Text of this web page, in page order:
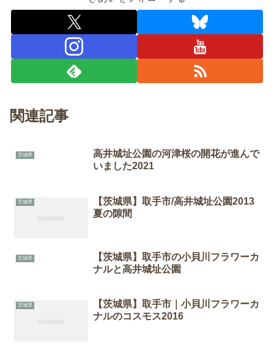
関連記事
茨城県
高井城址公園の河津桜の開花が進んで
いました2021
茨城県
【茨城県】取手市/高井城址公園2013
夏の隙間
茨城県
【茨城県】取手市の小貝川フラワーカ
ナルと高井城址公園
茨城県
【茨城県】取手市｜小貝川フラワーカ
ナルのコスモス2016